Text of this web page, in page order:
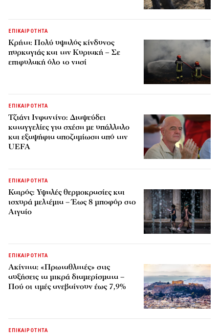
ΕΠΙΚΑΙΡΟΤΗΤΑ
Κρήτη: Πολύ υψηλός κίνδυνος
πυρκαγιάς και την Κυριακή – Σε
επιφυλακή όλο το νησί
ΕΠΙΚΑΙΡΟΤΗΤΑ
Τζιάνι Ινφαντίνο: Διαψεύδει
καταγγελίες για σχέση με υπάλληλο
και εξαψήφια αποζημίωση από την
UEFA
ΕΠΙΚΑΙΡΟΤΗΤΑ
Καιρός: Υψηλές θερμοκρασίες και
ισχυρά μελτέμια – Έως 8 μποφόρ στο
Αιγαίο
ΕΠΙΚΑΙΡΟΤΗΤΑ
Ακίνητα: «Πρωταθλητές» στις
αυξήσεις τα μικρά διαμερίσματα –
Πού οι τιμές ανεβαίνουν έως 7,9%
ΕΠΙΚΑΙΡΟΤΗΤΑ